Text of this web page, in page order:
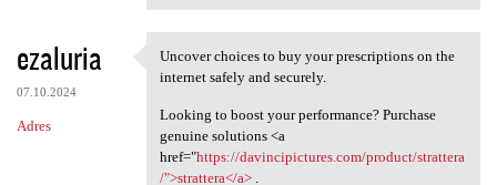
ezaluria
07.10.2024
Adres
Uncover choices to buy your
Uncover choices to buy your prescriptions on the
internet safely and securely.
Looking to boost your performance? Purchase
genuine solutions <a
href="https://davincipictures.com/product/strattera
/">strattera</a>.